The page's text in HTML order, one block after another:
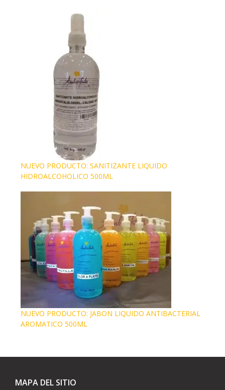
NUEVO PRODUCTO: SANITIZANTE LIQUIDO
HIDROALCOHOLICO 500ML
NUEVO PRODUCTO: JABON LIQUIDO ANTIBACTERIAL
AROMATICO 500ML
MAPA DEL SITIO